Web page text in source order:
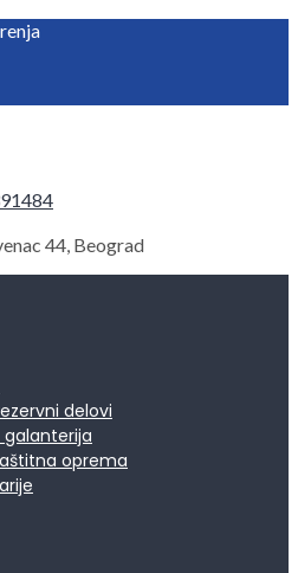
44, Beograd
delovi
oprema